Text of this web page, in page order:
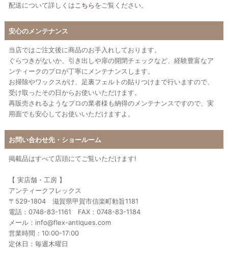
配送について詳しくは こちらをご覧ください。
安心のメンテナンス
当店ではご注文後に商品のお手入れしております。
ぐらつきがないか、引き出しや扉の開閉チェックなど、経験豊富なア
ンティークのプロが丁寧にメンテナンスします。
お掃除やワックスがけ、足裏フェルトの貼りつけまで行いますので、
受け取ったその日からお使いいただけます。
再販売されるようなプロの業者様も納得のメンテナンスですので、実
用面でも安心してお使いいただけますよ。
お問い合わせ先・ショールーム
掲載品はすべて店頭にてご覧いただけます!
【 実店舗・工房 】
アンティークフレックス
〒529-1804 滋賀県甲賀市信楽町勅旨1181
電話：0748-83-1161 FAX：0748-83-1184
メール：info@flex-antiques.com
営業時間：10:00-17:00
定休日：毎週木曜日